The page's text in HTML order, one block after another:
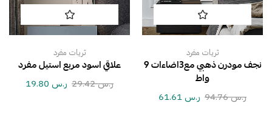
ثريات مفرد
نجف مودرن ذهبي مع3اضاءات 9
واط
ر.س94.76 ر.س
ثريات مفرد
علاقي اسود مربع استيل مفرد
ر.س29.42 ر.س